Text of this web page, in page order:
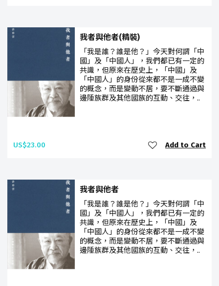
我者與他者(精裝)
「我是誰？誰是他？」今天對何謂「中
國」及「中國人」，我們都已有一定的
共識，但原來在歷史上，「中國」及
「中國人」的身份從來都不是一成不變
的概念，而是變動不居，要不斷通過與
邊陲族群及其他國族的互動、交往，..
US$23.00 Add to Cart
我者與他者
「我是誰？誰是他？」今天對何謂「中
國」及「中國人」，我們都已有一定的
共識，但原來在歷史上，「中國」及
「中國人」的身份從來都不是一成不變
的概念，而是變動不居，要不斷通過與
邊陲族群及其他國族的互動、交往，..